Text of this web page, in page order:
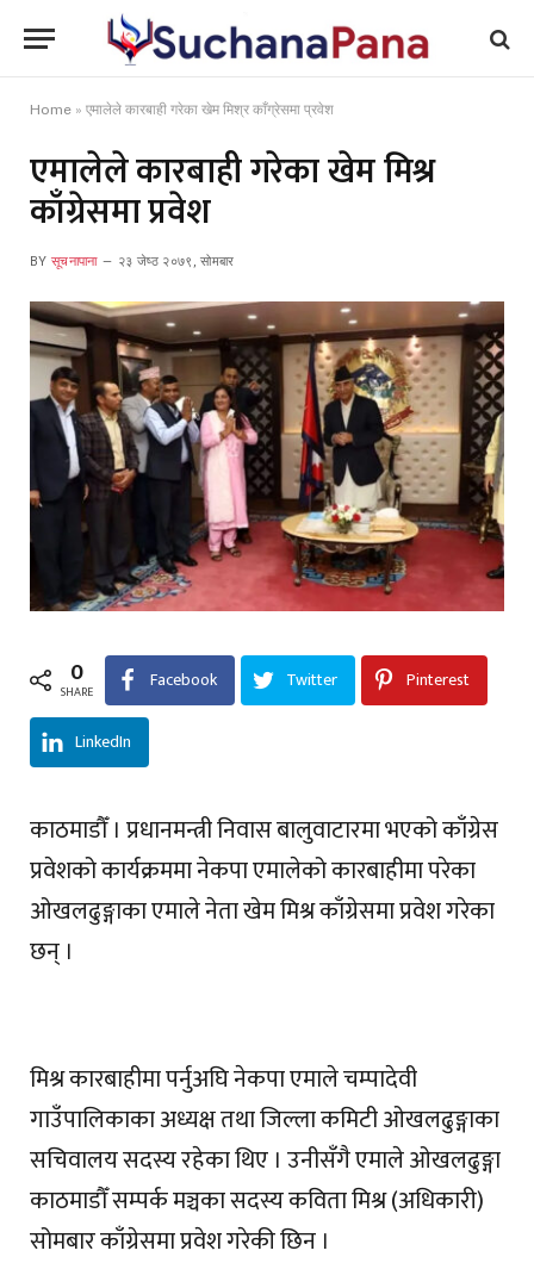
Home » एमालेले कारबाही गरेका खेम मिश्र काँग्रेसमा प्रवेश
एमालेले कारबाही गरेका खेम मिश्र
काँग्रेसमा प्रवेश
BY सूचनापाना २३ जेष्ठ २०७९, सोमबार
0
SHARE Facebook Twitter Pinterest
LinkedIn
काठमाडौँ । प्रधानमन्त्री निवास बालुवाटारमा भएको काँग्रेस
प्रवेशको कार्यक्रममा नेकपा एमालेको कारबाहीमा परेका
ओखलढुङ्गाका एमाले नेता खेम मिश्र काँग्रेसमा प्रवेश गरेका
छन् ।
मिश्र कारबाहीमा पर्नुअघि नेकपा एमाले चम्पादेवी
गाउँपालिकाका अध्यक्ष तथा जिल्ला कमिटी ओखलढुङ्गाका
सचिवालय सदस्य रहेका थिए । उनीसँगै एमाले ओखलढुङ्गा
काठमाडौँ सम्पर्क मञ्चका सदस्य कविता मिश्र (अधिकारी)
सोमबार काँग्रेसमा प्रवेश गरेकी छिन ।